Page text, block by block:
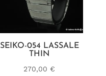
SEIKO-054 LASSALE
THIN
270,00 €